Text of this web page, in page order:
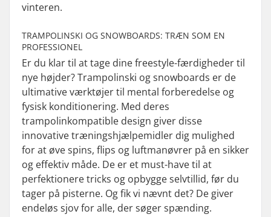
vinteren.
TRAMPOLINSKI OG SNOWBOARDS: TRÆN SOM EN
PROFESSIONEL
Er du klar til at tage dine freestyle-færdigheder til
nye højder? Trampolinski og snowboards er de
ultimative værktøjer til mental forberedelse og
fysisk konditionering. Med deres
trampolinkompatible design giver disse
innovative træningshjælpemidler dig mulighed
for at øve spins, flips og luftmanøvrer på en sikker
og effektiv måde. De er et must-have til at
perfektionere tricks og opbygge selvtillid, før du
tager på pisterne. Og fik vi nævnt det? De giver
endeløs sjov for alle, der søger spænding.